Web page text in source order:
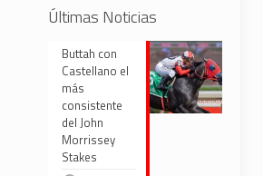
Últimas Noticias
Buttah con
Castellano el
más
consistente
del John
Morrissey
Stakes